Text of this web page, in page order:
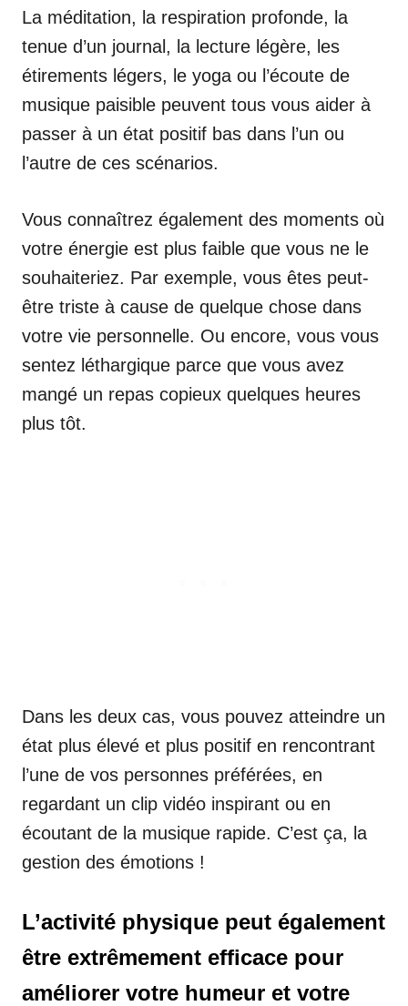
La méditation, la respiration profonde, la
tenue d’un journal, la lecture légère, les
étirements légers, le yoga ou l’écoute de
musique paisible peuvent tous vous aider à
passer à un état positif bas dans l’un ou
l’autre de ces scénarios.
Vous connaîtrez également des moments où
votre énergie est plus faible que vous ne le
souhaiteriez. Par exemple, vous êtes peut-
être triste à cause de quelque chose dans
votre vie personnelle. Ou encore, vous vous
sentez léthargique parce que vous avez
mangé un repas copieux quelques heures
plus tôt.
Dans les deux cas, vous pouvez atteindre un
état plus élevé et plus positif en rencontrant
l’une de vos personnes préférées, en
regardant un clip vidéo inspirant ou en
écoutant de la musique rapide. C’est ça, la
gestion des émotions !
L’activité physique peut également
être extrêmement efficace pour
améliorer votre humeur et votre